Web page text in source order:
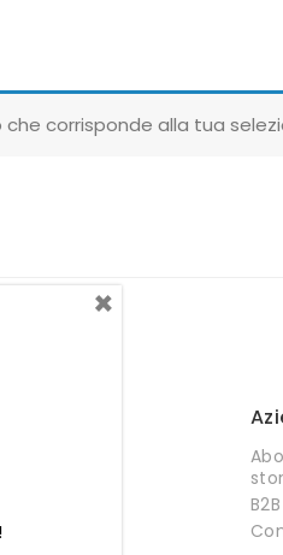
corrisponde alla tua
×